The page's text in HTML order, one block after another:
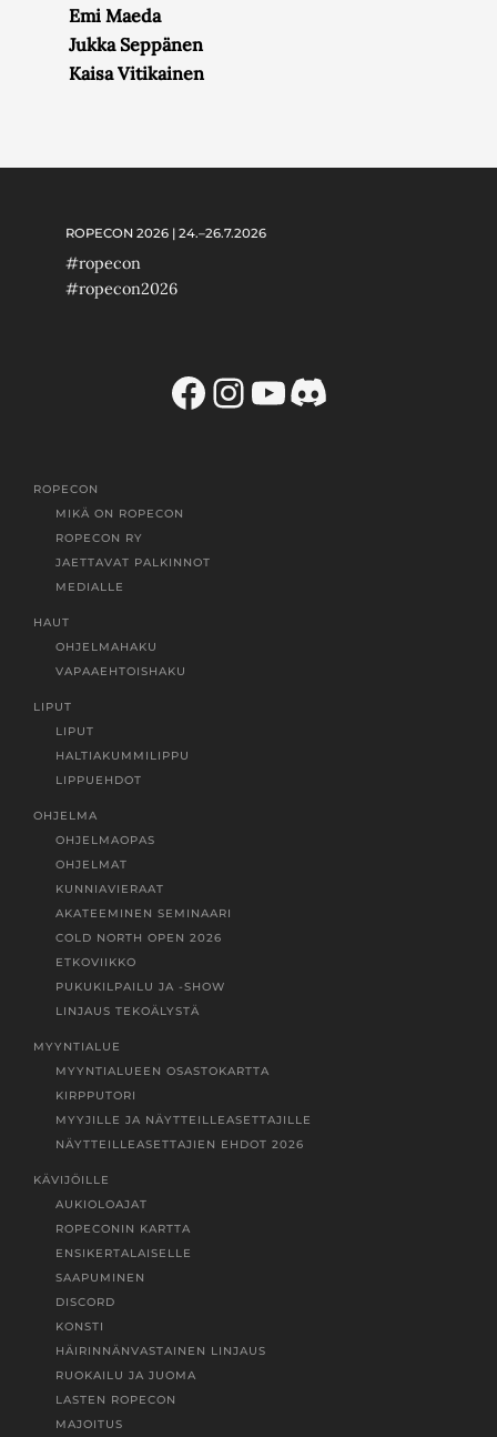
Emi Maeda
Jukka Seppänen
Kaisa Vitikainen
ROPECON 2026 | 24.–26.7.2026
#ropecon
#ropecon2026
Facebook
Instagram
YouTube
Discord
ROPECON
MIKÄ ON ROPECON
ROPECON RY
JAETTAVAT PALKINNOT
MEDIALLE
HAUT
OHJELMAHAKU
VAPAAEHTOISHAKU
LIPUT
LIPUT
HALTIAKUMMILIPPU
LIPPUEHDOT
OHJELMA
OHJELMAOPAS
OHJELMAT
KUNNIAVIERAAT
AKATEEMINEN SEMINAARI
COLD NORTH OPEN 2026
ETKOVIIKKO
PUKUKILPAILU JA -SHOW
LINJAUS TEKOÄLYSTÄ
MYYNTIALUE
MYYNTIALUEEN OSASTOKARTTA
KIRPPUTORI
MYYJILLE JA NÄYTTEILLEASETTAJILLE
NÄYTTEILLEASETTAJIEN EHDOT 2026
KÄVIJÖILLE
AUKIOLOAJAT
ROPECONIN KARTTA
ENSIKERTALAISELLE
SAAPUMINEN
DISCORD
KONSTI
HÄIRINNÄNVASTAINEN LINJAUS
RUOKAILU JA JUOMA
LASTEN ROPECON
MAJOITUS